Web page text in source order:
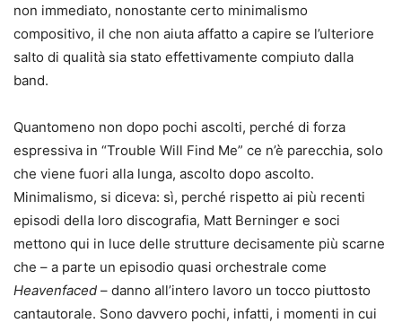
non immediato, nonostante certo minimalismo
compositivo, il che non aiuta affatto a capire se l’ulteriore
salto di qualità sia stato effettivamente compiuto dalla
band.
Quantomeno non dopo pochi ascolti, perché di forza
espressiva in “Trouble Will Find Me” ce n’è parecchia, solo
che viene fuori alla lunga, ascolto dopo ascolto.
Minimalismo, si diceva: sì, perché rispetto ai più recenti
episodi della loro discografia, Matt Berninger e soci
mettono qui in luce delle strutture decisamente più scarne
che – a parte un episodio quasi orchestrale come
Heavenfaced – danno all’intero lavoro un tocco piuttosto
cantautorale. Sono davvero pochi, infatti, i momenti in cui